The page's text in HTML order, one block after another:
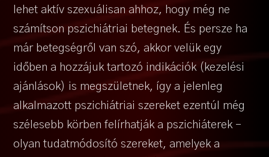
lehet aktív szexuálisan ahhoz, hogy még ne
számítson pszichiátriai betegnek. És persze ha
már betegségről van szó, akkor velük egy
időben a hozzájuk tartozó indikációk (kezelési
ajánlások) is megszületnek, így a jelenleg
alkalmazott pszichiátriai szereket ezentúl még
szélesebb körben felírhatják a pszichiáterek -
olyan tudatmódosító szereket, amelyek a